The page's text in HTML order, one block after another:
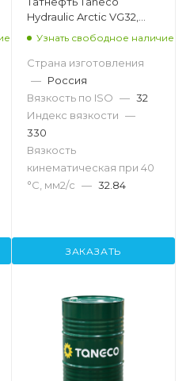
Hydraulic Arctic VG32,
Узнать свободное наличие
Страна изготовления
— Россия
Вязкость по ISO — 32
Индекс вязкости —
330
Вязкость
кинематическая при 40
°С, мм2/с — 32.84
ЗАКАЗАТЬ